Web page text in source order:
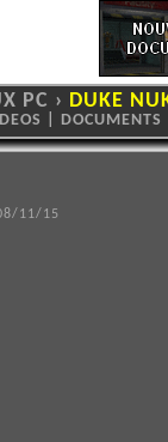
PC › DUKE
DOCUMENTS
11/15